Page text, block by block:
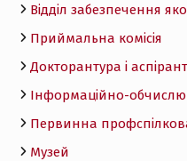
Відділ забезпечення
Приймальна комісія
Докторантура і
Інформаційно-
Первинна профспілкова
Музей